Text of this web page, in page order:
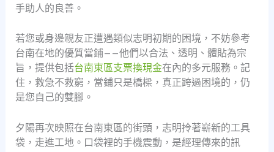
手助人的良善。
若您或身邊親友正遭遇類似志明初期的困境，不妨參考
台南在地的優質當鋪——他們以合法、透明、體貼為宗
旨，提供包括台南東區支票換現金在內的多元服務。記
住，救急不救窮，當鋪只是橋樑，真正跨過困境的，仍
是您自己的雙腳。
夕陽再次映照在台南東區的街頭，志明拎著嶄新的工具
袋，走進工地。口袋裡的手機震動，是經理傳來的訊